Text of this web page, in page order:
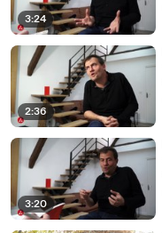
3:24
2:36
3:20